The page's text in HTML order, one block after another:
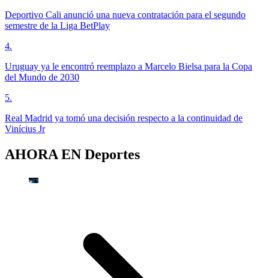
Deportivo Cali anunció una nueva contratación para el segundo
semestre de la Liga BetPlay
4.
Uruguay ya le encontró reemplazo a Marcelo Bielsa para la Copa
del Mundo de 2030
5.
Real Madrid ya tomó una decisión respecto a la continuidad de
Vinícius Jr
AHORA EN Deportes